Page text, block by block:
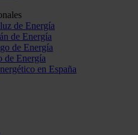
de Energía
de Energía
de Energía
de Energía
en España